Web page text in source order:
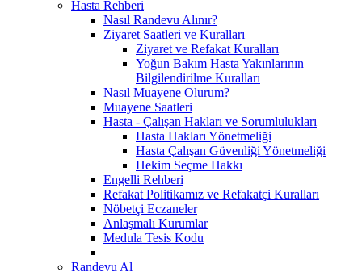
Hasta Rehberi
Nasıl Randevu Alınır?
Ziyaret Saatleri ve Kuralları
Ziyaret ve Refakat Kuralları
Yoğun Bakım Hasta Yakınlarının
Bilgilendirilme Kuralları
Nasıl Muayene Olurum?
Muayene Saatleri
Hasta - Çalışan Hakları ve Sorumlulukları
Hasta Hakları Yönetmeliği
Hasta Çalışan Güvenliği Yönetmeliği
Hekim Seçme Hakkı
Engelli Rehberi
Refakat Politikamız ve Refakatçi Kuralları
Nöbetçi Eczaneler
Anlaşmalı Kurumlar
Medula Tesis Kodu
Randevu Al